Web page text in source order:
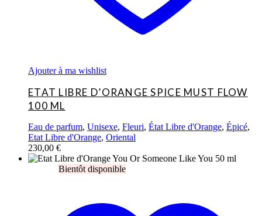
Ajouter à ma wishlist
ETAT LIBRE D’ORANGE SPICE MUST FLOW
100 ML
Eau de parfum, Unisexe, Fleuri, État Libre d'Orange, Épicé,
Etat Libre d'Orange, Oriental
230,00 €